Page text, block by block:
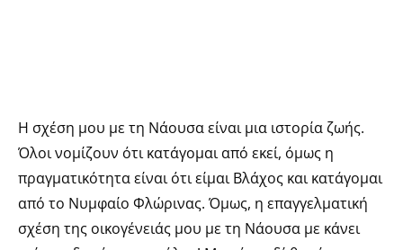
Η σχέση μου με τη Νάουσα είναι μια ιστορία ζωής.
Όλοι νομίζουν ότι κατάγομαι από εκεί, όμως η
πραγματικότητα είναι ότι είμαι Βλάχος και κατάγομαι
από το Νυμφαίο Φλώρινας. Όμως, η επαγγελματική
σχέση της οικογένειάς μου με τη Νάουσα με κάνει